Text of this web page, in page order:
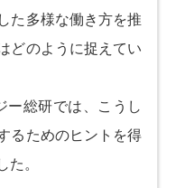
た多様な働き方を推
どのように捉えてい
ー総研では、こうし
るためのヒントを得
た。